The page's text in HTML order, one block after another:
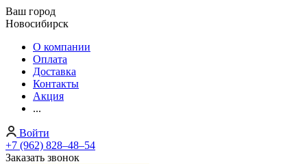
Ваш город
Новосибирск
О компании
Оплата
Доставка
Контакты
Акция
...
Войти
+7 (962) 828‒48‒54
Заказать звонок